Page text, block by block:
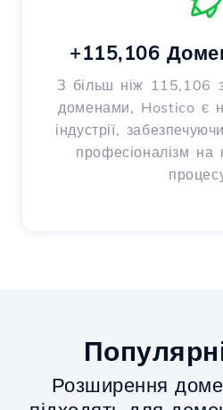
+115,106
З більш ніж 115,106
доменами, Hostico є
індустрії,
професіоналізм на
Розширення